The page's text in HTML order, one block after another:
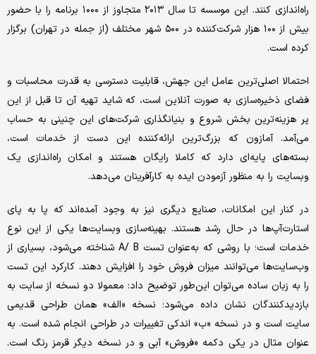
راه‌اندازی کنند. این موسسه تا سال ۲۰۱۳ متجاوز از ۱۰۰۰ برنامه را با حضور
بیش از ۱۰۰ هزار شرکت‌کننده در ۵۰۰ شهر مختلف (از جمله در تهران) برگزار
کرده است.
احتمالا اصلی‌ترین عامل این جهش، قابلیت دسترسی به قدرت محاسبات و
فضای ذخیره‌سازی به صورت آنلاین است، که شاید تهیه آن تا قبل از این
پر هزینه‌ترین بخش شروع و بنیانگذاری شرکت‌های این چنینی به حساب
می‌آمد. آمازون که بزرگ‌ترین ارائه‌کننده این دست از خدمات است،
بسته‌های پایه‌ای دارد که کاملا رایگان هستند و امکان راه‌اندازی یک
وبسایت را به منظور آزمودن ایده به کارآفرینان می‌دهد.
در کنار این امکانات، صنایع دیگری نیز به وجود آمده‌اند که پا به پای
استارت‌آپ‌ها در حال رشد هستند. بهینه‌سازی وبسایت‌ها یکی از این نوع
خدمات است؛ با روشی که به‌عنوان تست A/ B شناخته می‌شود، بسیاری از
وب‌سایت‌ها می‌توانند میزان فروش خود را افزایش دهند. کارکرد این تست
را به زبان ساده می‌توان این‌طور توضیح داد: معمولا دو نسخه از سایت به
بازدیدکنندگان نشان داده می‌شود؛ نسخه «الف» همان طراحی قدیمی
سایت است و در نسخه «ب» اندکی تغییرات در طراحی انجام شده است. به
عنوان مثال در یکی دکمه «فروش» آبی و در نسخه دیگر قرمز رنگ است.